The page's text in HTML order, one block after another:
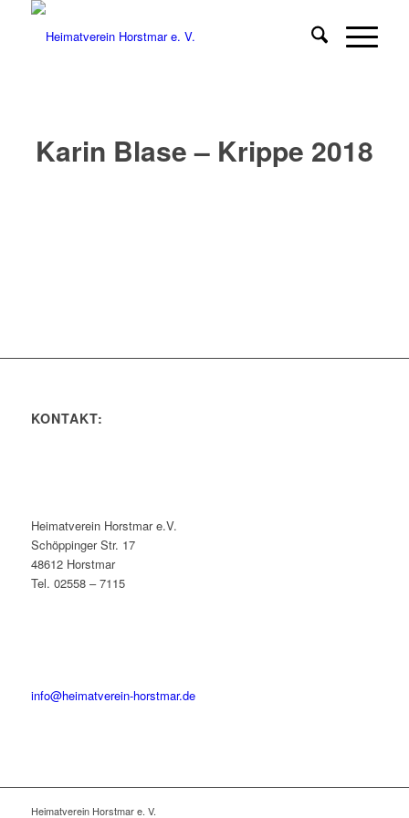
Karin Blase – Krippe 2018
KONTAKT:
Heimatverein Horstmar e.V.
Schöppinger Str. 17
48612 Horstmar
Tel. 02558 – 7115
info@heimatverein-horstmar.de
Heimatverein Horstmar e. V.